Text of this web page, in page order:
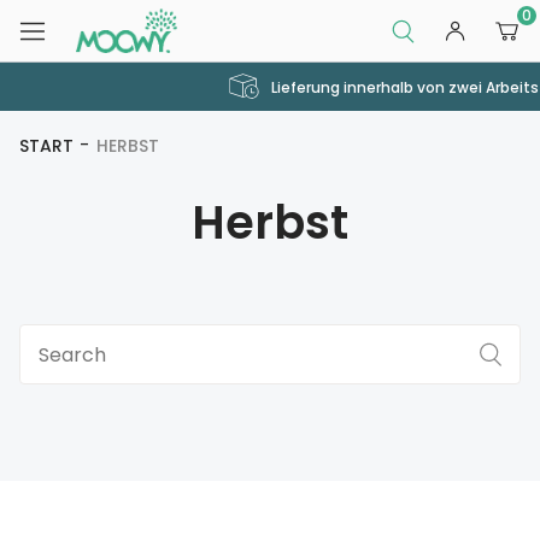
0
Lieferung innerhalb von zwei Arbeitstagen
START HERBST
Herbst